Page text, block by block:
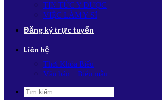
TIN TỨC Y DƯỢC
VIỆC LÀM Y SĨ
Đăng ký trực tuyến
Liên hệ
Thời Khóa Biểu
Văn bản – Biểu mẫu